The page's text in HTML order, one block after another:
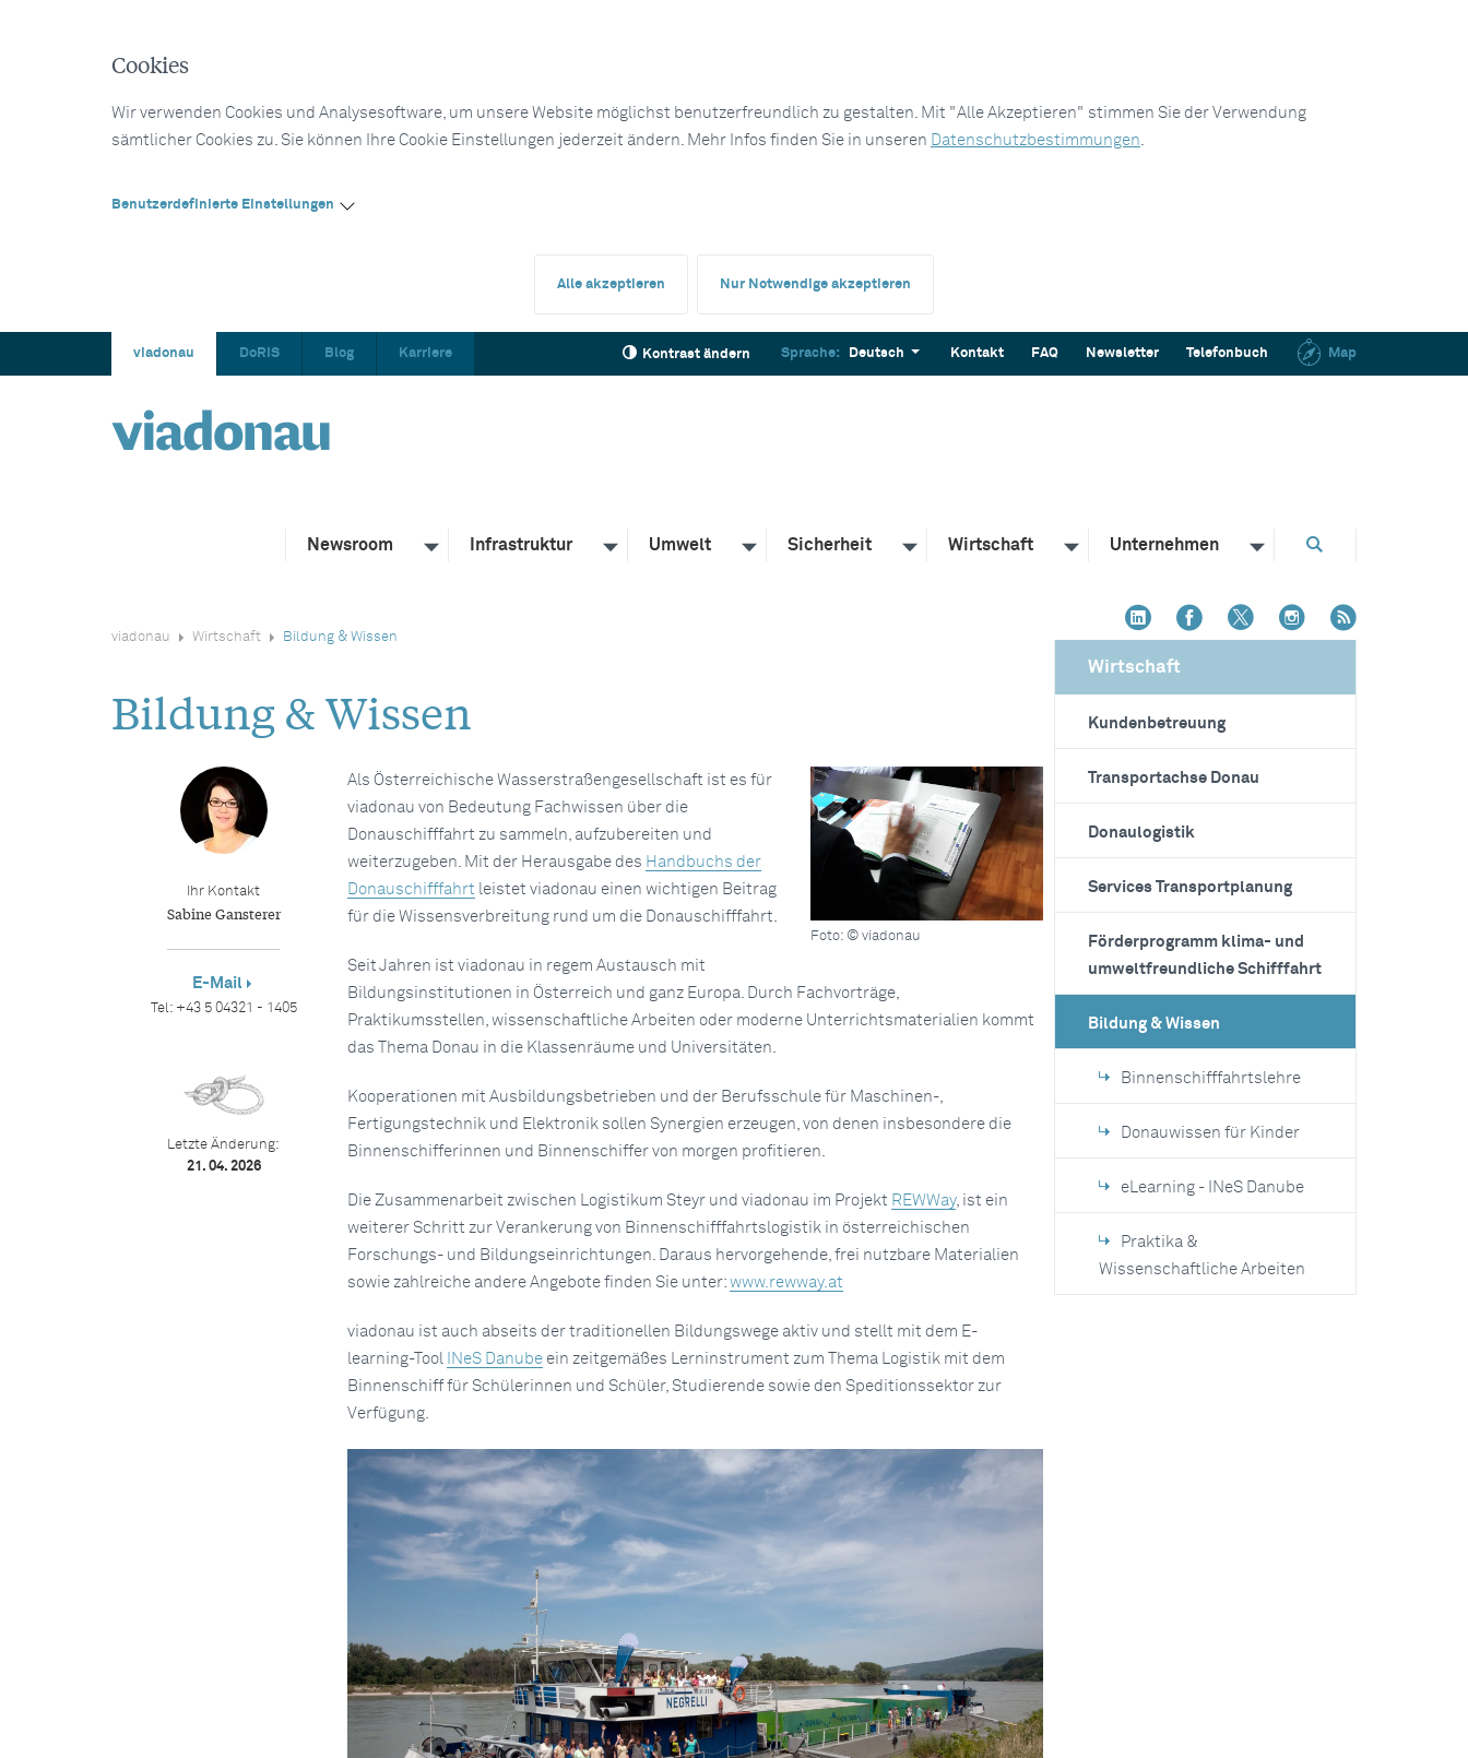
Cookies
Wir verwenden Cookies und Analysesoftware, um unsere Website möglichst benutzerfreundlich zu gestalten. Mit "Alle Akzeptieren" stimmen Sie der Verwendung
sämtlicher Cookies zu. Sie können Ihre Cookie Einstellungen jederzeit ändern. Mehr Infos finden Sie in unseren Datenschutzbestimmungen.
Benutzerdefinierte Einstellungen
Alle akzeptieren Nur Notwendige akzeptieren
viadonau DoRIS Blog Karriere Kontrast ändern Sprache: Deutsch Kontakt FAQ Newsletter Telefonbuch Map
Newsroom Infrastruktur Umwelt Sicherheit Wirtschaft Unternehmen
viadonau Wirtschaft Bildung & Wissen
Bildung & Wissen
Foto: © viadonau
Als Österreichische Wasserstraßengesellschaft ist es für
viadonau von Bedeutung Fachwissen über die
Donauschifffahrt zu sammeln, aufzubereiten und
weiterzugeben. Mit der Herausgabe des Handbuchs der
Donauschifffahrt leistet viadonau einen wichtigen Beitrag
für die Wissensverbreitung rund um die Donauschifffahrt.
Seit Jahren ist viadonau in regem Austausch mit
Bildungsinstitutionen in Österreich und ganz Europa. Durch Fachvorträge,
Praktikumsstellen, wissenschaftliche Arbeiten oder moderne Unterrichtsmaterialien kommt
das Thema Donau in die Klassenräume und Universitäten.
Kooperationen mit Ausbildungsbetrieben und der Berufsschule für Maschinen-,
Fertigungstechnik und Elektronik sollen Synergien erzeugen, von denen insbesondere die
Binnenschifferinnen und Binnenschiffer von morgen profitieren.
Die Zusammenarbeit zwischen Logistikum Steyr und viadonau im Projekt REWWay, ist ein
weiterer Schritt zur Verankerung von Binnenschifffahrtslogistik in österreichischen
Forschungs- und Bildungseinrichtungen. Daraus hervorgehende, frei nutzbare Materialien
sowie zahlreiche andere Angebote finden Sie unter: www.rewway.at
viadonau ist auch abseits der traditionellen Bildungswege aktiv und stellt mit dem E-
learning-Tool INeS Danubeein zeitgemäßes Lerninstrument zum Thema Logistik mit dem
Binnenschiff für Schülerinnen und Schüler, Studierende sowie den Speditionssektor zur
Verfügung.
Ihr Kontakt
Sabine Gansterer
E-Mail
Tel: +43 5 04321 - 1405
Letzte Änderung:
21. 04. 2026
Wirtschaft
Kundenbetreuung
Transportachse Donau
Donaulogistik
Services Transportplanung
Förderprogramm klima- und
umweltfreundliche Schifffahrt
Bildung & Wissen
Binnenschifffahrtslehre
Donauwissen für Kinder
eLearning - INeS Danube
Praktika &
Wissenschaftliche Arbeiten